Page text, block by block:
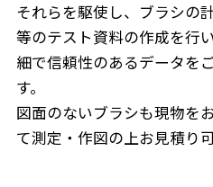
それらを駆使し、ブラシの
等のテスト資料の作成を行
細で信頼性のあるデータを
す。
図面のないブラシも現物を
て測定・作図の上お見積り可